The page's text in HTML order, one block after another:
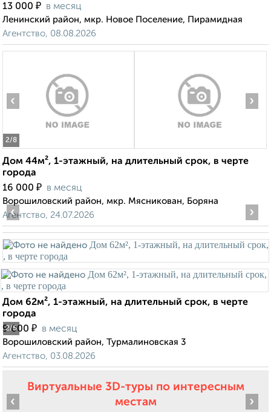
13 000 ₽ в месяц
Ленинский район, мкр. Новое Поселение, Пирамидная
Агентство, 08.08.2026
2/8
‹ ›
Дом 44м², 1-этажный, на длительный срок, в черте
города
16 000 ₽ в месяц
Ворошиловский район, мкр. Мясникован, Боряна
Агентство, 24.07.2026
2/5
‹ ›
Дом 62м², 1-этажный, на длительный срок, в черте
города
9 000 ₽ в месяц
Ворошиловский район, Турмалиновская 3
Агентство, 03.08.2026
Виртуальные 3D-туры по интересным
местам
‹ ›